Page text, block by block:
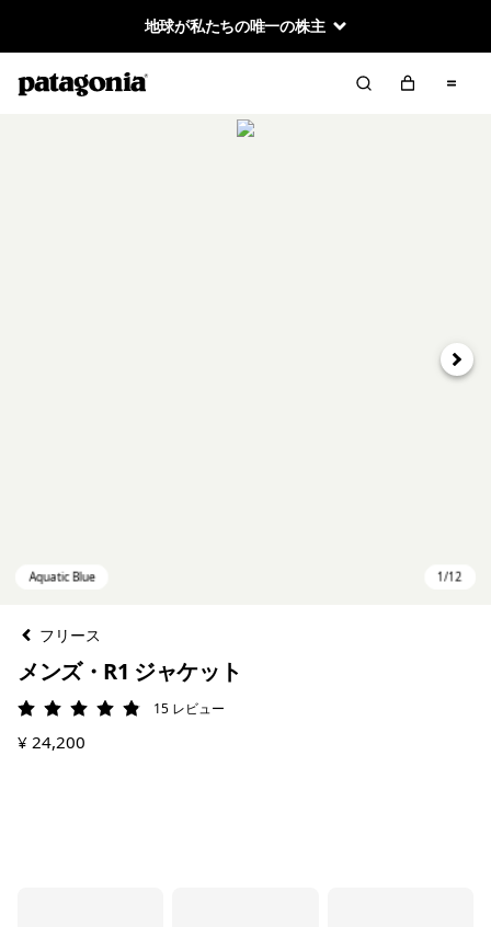
地球が私たちの唯一の株主
次へ
フリース
メンズ・R1 ジャケット
評価: 4.9 / 5
15 レビュー
¥ 24,200